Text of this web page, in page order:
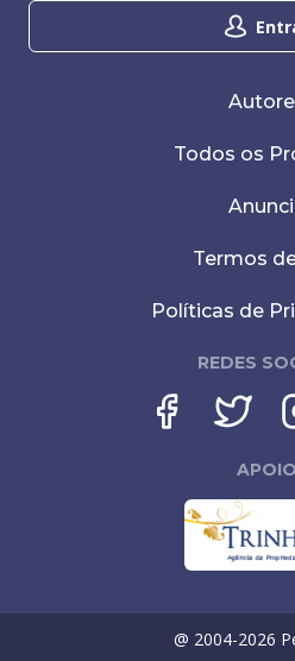
Todos os
Termos
Políticas de
REDES
APOIO
@ 2004-2026